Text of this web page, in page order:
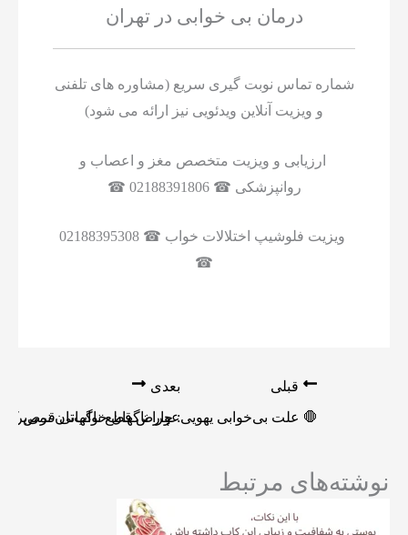
درمان بی خوابی در تهران
شماره تماس نوبت گیری سریع (مشاوره های تلفنی
و ویزیت آنلاین ویدئویی نیز ارائه می شود)
ارزیابی و ویزیت متخصص مغز و اعصاب و
روانپزشکی ☎ 02188391806 ☎
ویزیت فلوشیپ اختلالات خواب ☎ 02188395308
☎
قبلی
🛑 علت بی‌خوابی یهویی: چرا ناگهان خواب‌تان
بعدی
عوارض قطع ناگهانی قرص
نوشته‌های مرتبط